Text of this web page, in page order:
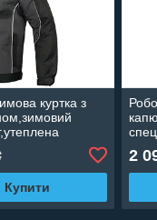
куртка з
Winox
Купити
long
2